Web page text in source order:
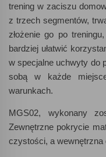
trening w zaciszu
z trzech segmentów,
złożenie go po
bardziej ułatwić
w specjalne uchwyty do
sobą w każde
warunkach.
MGS02, wykonany
Zewnętrzne pokrycie
czystości, a wewnętrzna